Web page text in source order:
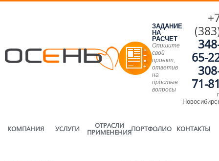
ЗАДАНИЕ
НА
РАСЧЕТ
Опишите
свой
проект,
ответив
на
простые
вопросы
65-
71-
КОМПАНИЯ УСЛУГИ ОТРАСЛИ
ПРИМЕНЕНИЯПОРТФОЛИО КОНТАКТЫ